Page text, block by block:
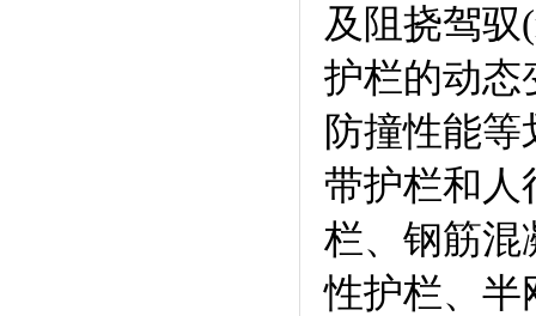
及阻挠驾驭
护栏的动态
防撞性能
带护栏和人
栏、钢筋混
性护栏、半